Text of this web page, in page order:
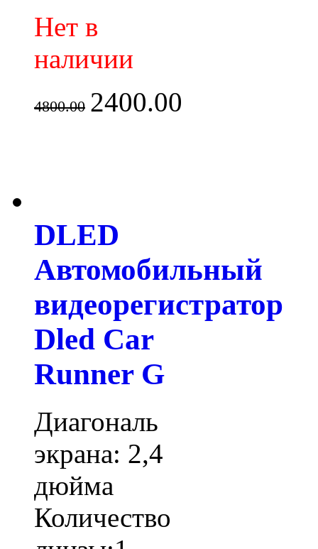
Нет в
наличии
4800.00 2400.00
DLED
Автомобильный
видеорегистратор
Dled Car
Runner G
Диагональ
экрана: 2,4
дюйма
Количество